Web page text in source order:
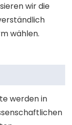
wir die
wählen.
werden in